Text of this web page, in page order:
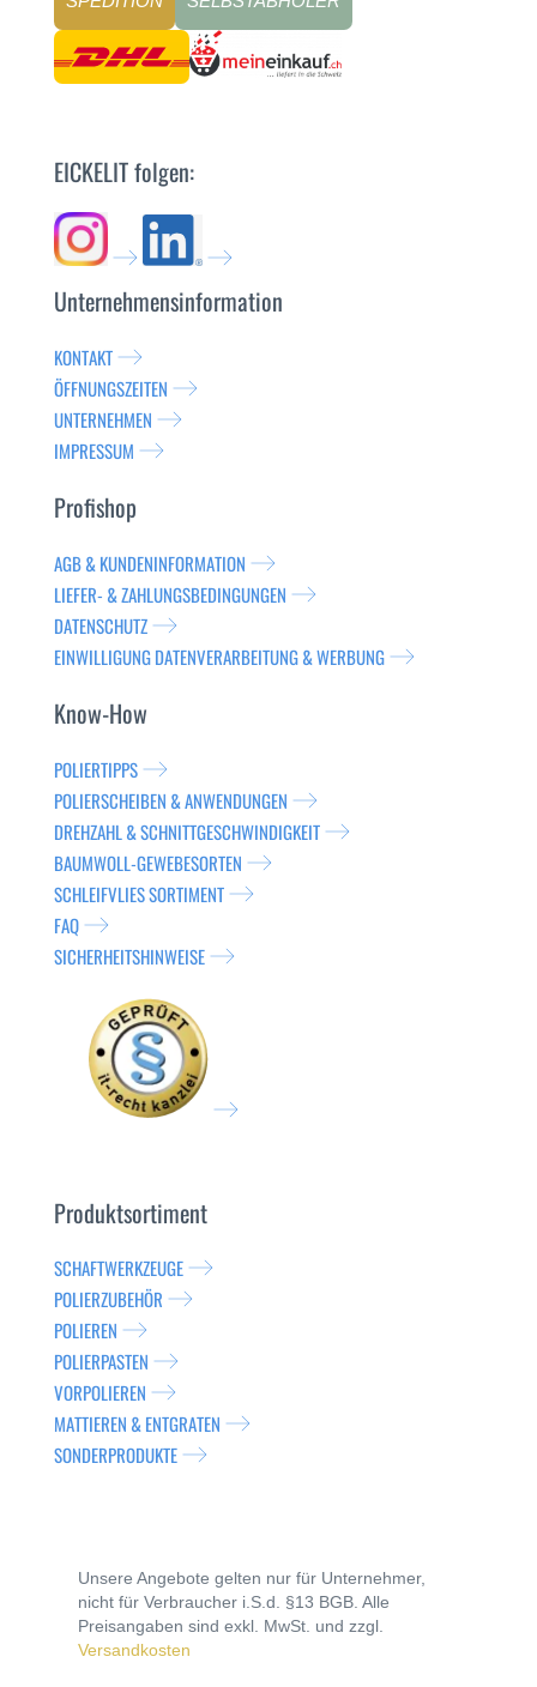
EICKELIT folgen:
Unternehmensinformation
KONTAKT
ÖFFNUNGSZEITEN
UNTERNEHMEN
IMPRESSUM
Profishop
AGB & KUNDENINFORMATION
LIEFER- & ZAHLUNGSBEDINGUNGEN
DATENSCHUTZ
EINWILLIGUNG DATENVERARBEITUNG & WERBUNG
Know-How
POLIERTIPPS
POLIERSCHEIBEN & ANWENDUNGEN
DREHZAHL & SCHNITTGESCHWINDIGKEIT
BAUMWOLL-GEWEBESORTEN
SCHLEIFVLIES SORTIMENT
FAQ
SICHERHEITSHINWEISE
Produktsortiment
SCHAFTWERKZEUGE
POLIERZUBEHÖR
POLIEREN
POLIERPASTEN
VORPOLIEREN
MATTIEREN & ENTGRATEN
SONDERPRODUKTE
Unsere Angebote gelten nur für Unternehmer,
nicht für Verbraucher i.S.d. §13 BGB. Alle
Preisangaben sind exkl. MwSt. und zzgl.
Versandkosten